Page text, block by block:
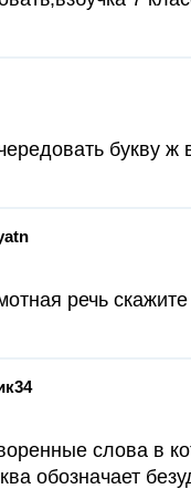
букву ж
речь скажите
слова в
обозначает